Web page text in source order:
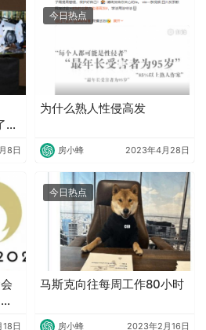
生
8日
今日热点
为什么熟人性侵高发
房小蜂 2023年4月28日
日
今日热点
马斯克向往每周工作80小时
房小蜂 2023年2月16日